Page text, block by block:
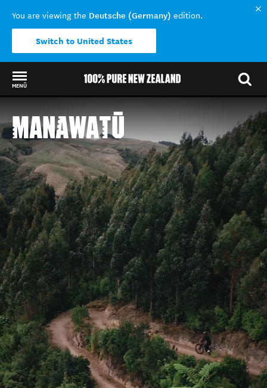
You are viewing the Deutsche (Germany) edition.
Switch to United States
MENÜ
MANAWATŪ